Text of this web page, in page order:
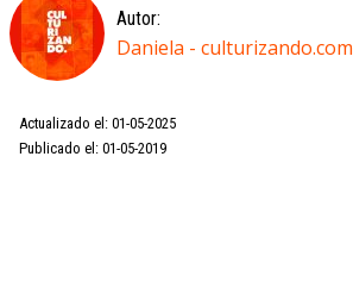
Autor:
Daniela - culturizando.com
Actualizado el: 01-05-2025
Publicado el: 01-05-2019